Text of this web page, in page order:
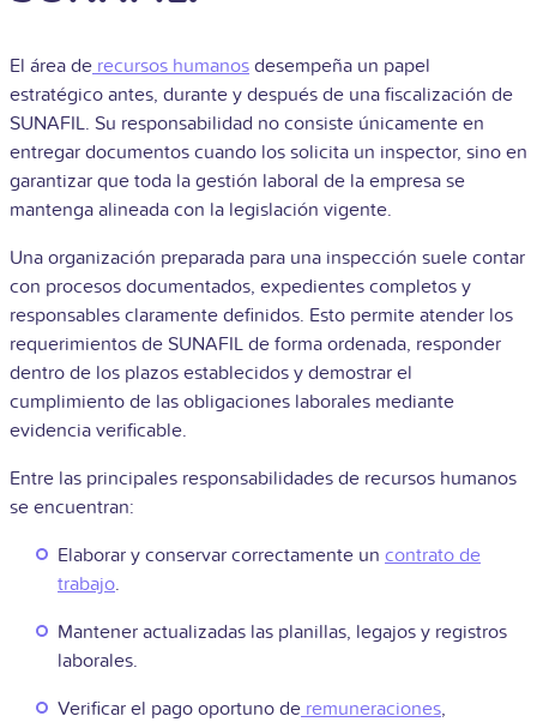
El área de recursos humanos desempeña un papel
estratégico antes, durante y después de una fiscalización de
SUNAFIL. Su responsabilidad no consiste únicamente en
entregar documentos cuando los solicita un inspector, sino en
garantizar que toda la gestión laboral de la empresa se
mantenga alineada con la legislación vigente.
Una organización preparada para una inspección suele contar
con procesos documentados, expedientes completos y
responsables claramente definidos. Esto permite atender los
requerimientos de SUNAFIL de forma ordenada, responder
dentro de los plazos establecidos y demostrar el
cumplimiento de las obligaciones laborales mediante
evidencia verificable.
Entre las principales responsabilidades de recursos humanos
se encuentran:
Elaborar y conservar correctamente un contrato de
trabajo.
Mantener actualizadas las planillas, legajos y registros
laborales.
Verificar el pago oportuno de remuneraciones,